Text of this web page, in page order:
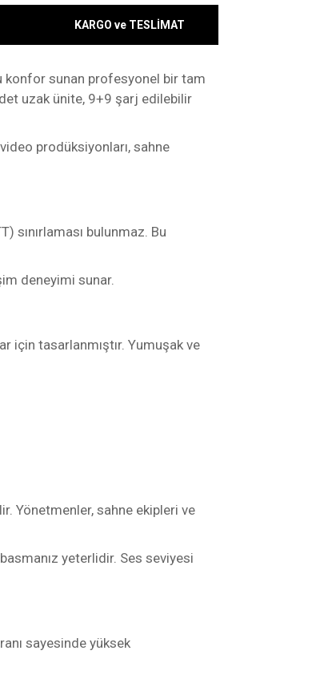
KARGO ve TESLİMAT
konfor sunan profesyonel bir tam
uzak ünite, 9+9 şarj edilebilir
prodüksiyonları, sahne
sınırlaması bulunmaz. Bu
deneyimi sunar.
için tasarlanmıştır. Yumuşak ve
Yönetmenler, sahne ekipleri ve
yeterlidir. Ses seviyesi
sayesinde yüksek